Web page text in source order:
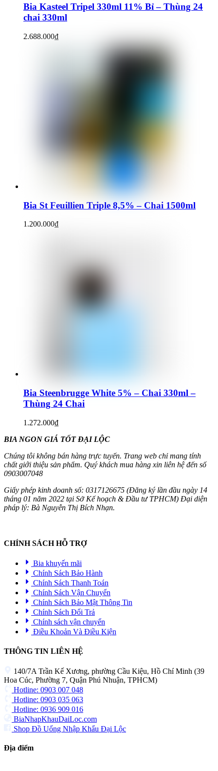
Bia Kasteel Tripel 330ml 11% Bỉ – Thùng 24
chai 330ml
2.688.000₫
Bia St Feuillien Triple 8,5% – Chai 1500ml
1.200.000₫
Bia Steenbrugge White 5% – Chai 330ml –
Thùng 24 Chai
1.272.000₫
BIA NGON GIÁ TỐT ĐẠI LỘC
Chúng tôi không bán hàng trực tuyến. Trang web chỉ mang tính
chất giới thiệu sản phẩm. Quý khách mua hàng xin liên hệ đến số
0903007048
Giấy phép kinh doanh số: 0317126675 (Đăng ký lần đầu ngày 14
tháng 01 năm 2022 tại Sở Kế hoạch & Đầu tư TPHCM) Đại diện
pháp lý: Bà Nguyễn Thị Bích Nhạn.
CHÍNH SÁCH HỖ TRỢ
Bia khuyến mãi
Chính Sách Bảo Hành
Chính Sách Thanh Toán
Chính Sách Vận Chuyển
Chính Sách Bảo Mật Thông Tin
Chính Sách Đổi Trả
Chính sách vận chuyển
Điều Khoản Và Điều Kiện
THÔNG TIN LIÊN HỆ
140/7A Trần Kế Xương, phường Cầu Kiệu, Hồ Chí Minh (39
Hoa Cúc, Phường 7, Quận Phú Nhuận, TPHCM)
Hotline: 0903 007 048
Hotline: 0903 035 063
Hotline: 0936 909 016
BiaNhapKhauDaiLoc.com
Shop Đồ Uống Nhập Khẩu Đại Lộc
Địa điểm